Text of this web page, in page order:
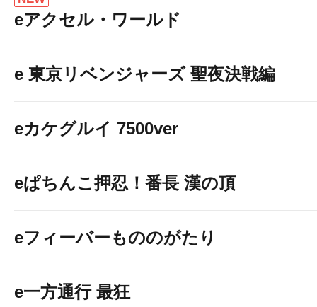
eアクセル・ワールド
e 東京リベンジャーズ 聖夜決戦編
eカケグルイ 7500ver
eぱちんこ押忍！番長 漢の頂
eフィーバーもののがたり
e一方通行 最狂